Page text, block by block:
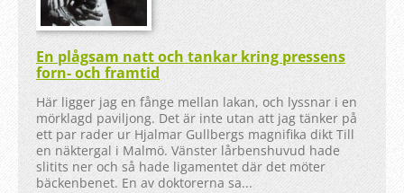
En plågsam natt och tankar kring pressens
forn- och framtid
Här ligger jag en fånge mellan lakan, och lyssnar i en
mörklagd paviljong. Det är inte utan att jag tänker på
ett par rader ur Hjalmar Gullbergs magnifika dikt Till
en näktergal i Malmö. Vänster lårbenshuvud hade
slitits ner och så hade ligamentet där det möter
bäckenbenet. En av doktorerna sa...